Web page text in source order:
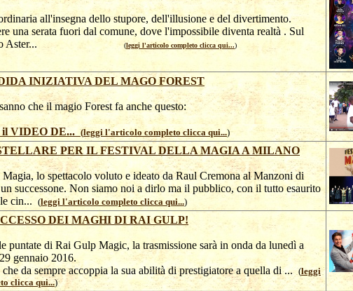
all'insegna dello stupore, dell'illusione e del divertimento.
una serata fuori dal comune, dove l'impossibile diventa realtà . Sul
Teatro Aster... (leggi l'articolo completo clicca qui...)
INIZIATIVA DEL MAGO FOREST
che il magio Forest fa anche questo:
il VIDEO DE...(leggi l'articolo completo clicca qui...)
PER IL FESTIVAL DELLA MAGIA A MILANO
lo spettacolo voluto e ideato da Raul Cremona al Manzoni di
successone. Non siamo noi a dirlo ma il pubblico, con il tutto esaurito
cin... (leggi l'articolo completo clicca qui...)
DEI MAGHI DI RAI GULP!
puntate di Rai Gulp Magic, la trasmissione sarà in onda da lunedì a
gennaio 2016.
da sempre accoppia la sua abilità di prestigiatore a quella di ...(leggi
clicca qui...)